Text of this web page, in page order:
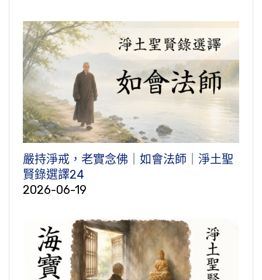
嚴持淨戒，老實念佛｜如會法師｜淨土聖
賢錄選譯24
2026-06-19